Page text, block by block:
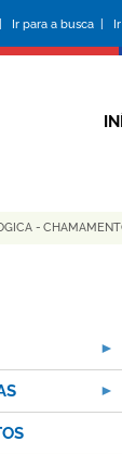
Ir para a busca |
-